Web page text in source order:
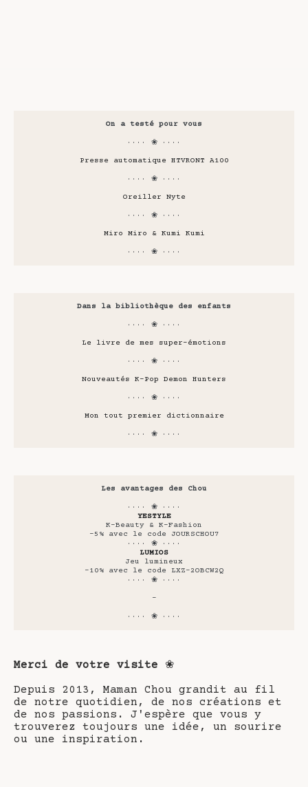
On a testé pour vous
···· ❀ ····
Presse automatique HTVRONT A100
···· ❀ ····
Oreiller Nyte
···· ❀ ····
Miro Miro & Kumi Kumi
···· ❀ ····
Dans la bibliothèque des enfants
···· ❀ ····
Le livre de mes super-émotions
···· ❀ ····
Nouveautés K-Pop Demon Hunters
···· ❀ ····
Mon tout premier dictionnaire
···· ❀ ····
Les avantages des Chou
···· ❀ ····
YESTYLE
K-Beauty & K-Fashion
-5% avec le code JOURSCHOU7
···· ❀ ····
LUMIOS
Jeu lumineux
-10% avec le code LXZ-2OBCW2Q
···· ❀ ····
-
···· ❀ ····
Merci de votre visite ❀
Depuis 2013, Maman Chou grandit au fil
de notre quotidien, de nos créations et
de nos passions. J'espère que vous y
trouverez toujours une idée, un sourire
ou une inspiration.